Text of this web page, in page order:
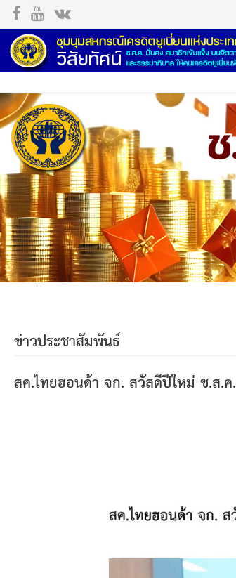
ข่าวประชาสัมพันธ์
สค.ไทยฮอนด้า จก. สวัสดีปีใหม่ ช.ส.ค.